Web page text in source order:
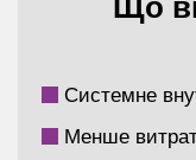
Що
Системне
Менше витрат